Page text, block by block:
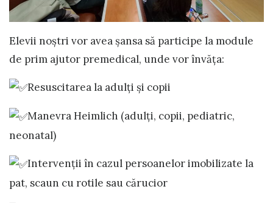
Elevii noștri vor avea șansa să participe la module
de prim ajutor premedical, unde vor învăța:
Resuscitarea la adulți și copii
Manevra Heimlich (adulți, copii, pediatric,
neonatal)
Intervenții în cazul persoanelor imobilizate la
pat, scaun cu rotile sau cărucior